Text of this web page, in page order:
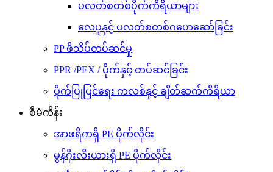
ပလတ်စတစ်ပိုက်ကိရိယာများ
လေပူနှင့် ပလတ်စတစ်ဂဟေဆော်ခြင်း
PP ဖိသိပ်တပ်ဆင်မှု
PPR /PEX / ပိုက်နှင့် တပ်ဆင်ခြင်း
ပိုက်ပြုပြင်ရေး ကလစ်နှင့် ချိတ်ဆက်ကိရိယာ
စီမံကိန်း
အာဖရိကရှိ PE ပိုက်လိုင်း
မွန်ဂိုးလီးယားရှိ PE ပိုက်လိုင်း